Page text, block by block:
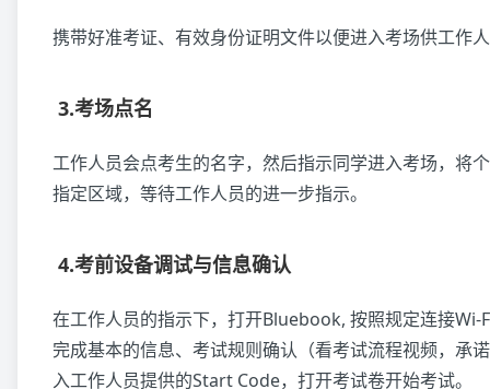
携带好准考证、有效身份证明文件以便进入考场供工作
3.考场点名
工作人员会点考生的名字，然后指示同学进入考场，将
指定区域，等待工作人员的进一步指示。
4.考前设备调试与信息确认
在工作人员的指示下，打开Bluebook, 按照规定连接
完成基本的信息、考试规则确认（看考试流程视频，承
入工作人员提供的Start Code，打开考试卷开始考试。